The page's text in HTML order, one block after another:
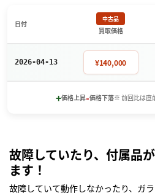
日付
中古品
買取価格
2026-04-13 ¥140,000
+価格上昇-価格下落※ 前回比は直
故障していたり、付属品
ます！
故障していて動作しなかったり、ガ